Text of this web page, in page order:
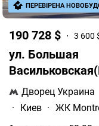
190 728 $ 3 600
ул. Большая
Дворец Украина
·
Киев · ЖК
ПЕРЕВІРЕНА